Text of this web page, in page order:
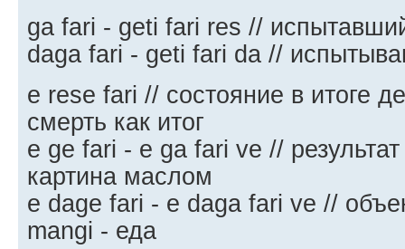
ga fari - geti fari res //
daga fari - geti fari da //
e rese fari // состояние в итоге
смерть как итог
e ge fari - e ga fari ve //
картина маслом
e dage fari - e daga fari ve //
mangi - еда